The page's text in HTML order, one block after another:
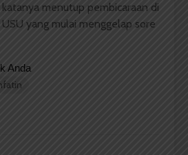
katanya menutup pembicaraan di
yang mulai menggelap sore
Anda